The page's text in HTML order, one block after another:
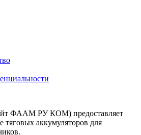
ФААМ РУ КОМ) предоставляет
тяговых аккумуляторов для